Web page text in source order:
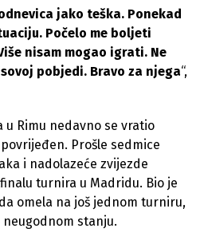
jako teška. Ponekad
Počelo me boljeti
nisam mogao igrati. Ne
pobjedi. Bravo za njega“,
Rimu nedavno se vratio
Prošle sedmice
i nadolazeće zvijezde
turnira u Madridu. Bio je
omela na još jednom turniru,
stanju.